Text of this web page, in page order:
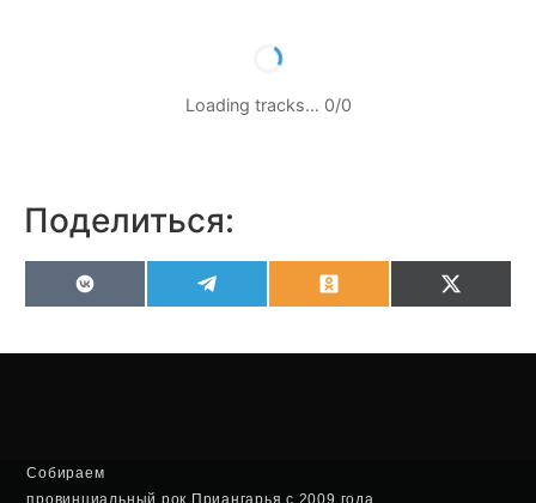
Loading tracks… 0/0
Поделиться:
VK OdnoklassnikiX
Собираем